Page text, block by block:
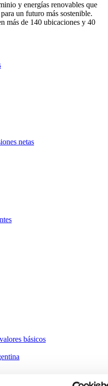
y energías renovables que
un futuro más sostenible.
más de 140 ubicaciones y 40
netas
básicos